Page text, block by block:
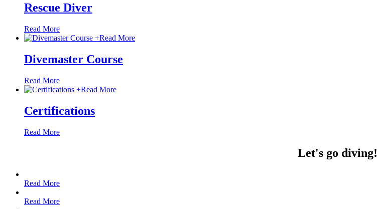
Rescue Diver
Read More
+Read More
Divemaster Course
Read More
+Read More
Certifications
Read More
Let's go diving!
Read More
Read More